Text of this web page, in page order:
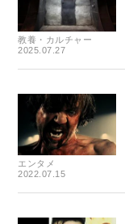
教養・カルチャー
2025.07.27
エンタメ
2022.07.15